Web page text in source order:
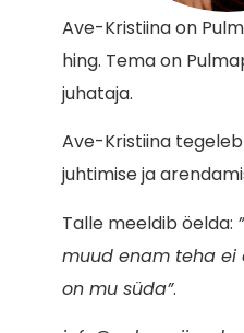
Ave-Kristiina on
hing. Tema on
juhataja.
Ave-Kristiina
juhtimise ja
Talle meeldib öelda:
muud enam teha ei
on mu süda”.